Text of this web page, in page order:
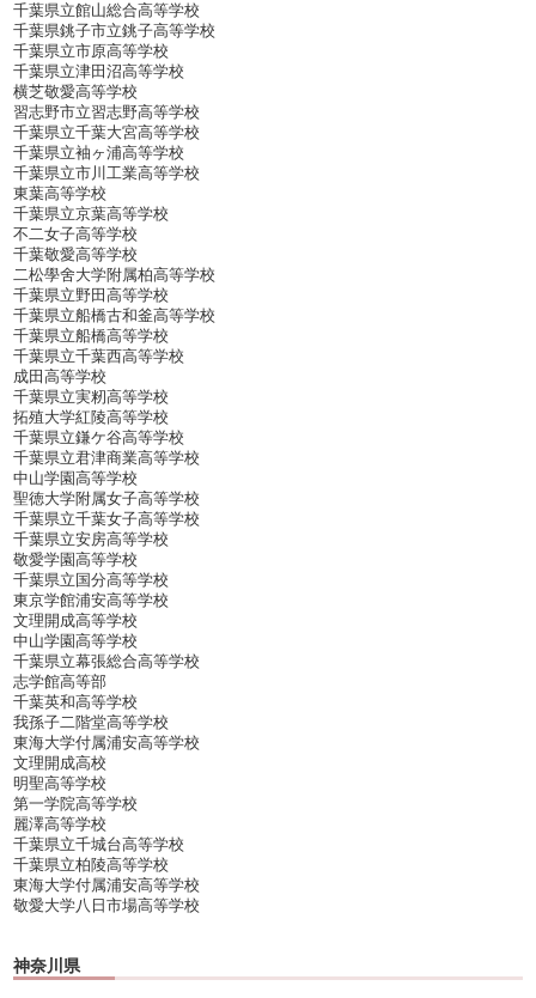
千葉県立館山総合高等学校
千葉県銚子市立銚子高等学校
千葉県立市原高等学校
千葉県立津田沼高等学校
横芝敬愛高等学校
習志野市立習志野高等学校
千葉県立千葉大宮高等学校
千葉県立袖ヶ浦高等学校
千葉県立市川工業高等学校
東葉高等学校
千葉県立京葉高等学校
不二女子高等学校
千葉敬愛高等学校
二松學舍大学附属柏高等学校
千葉県立野田高等学校
千葉県立船橋古和釜高等学校
千葉県立船橋高等学校
千葉県立千葉西高等学校
成田高等学校
千葉県立実籾高等学校
拓殖大学紅陵高等学校
千葉県立鎌ケ谷高等学校
千葉県立君津商業高等学校
中山学園高等学校
聖徳大学附属女子高等学校
千葉県立千葉女子高等学校
千葉県立安房高等学校
敬愛学園高等学校
千葉県立国分高等学校
東京学館浦安高等学校
文理開成高等学校
中山学園高等学校
千葉県立幕張総合高等学校
志学館高等部
千葉英和高等学校
我孫子二階堂高等学校
東海大学付属浦安高等学校
文理開成高校
明聖高等学校
第一学院高等学校
麗澤高等学校
千葉県立千城台高等学校
千葉県立柏陵高等学校
東海大学付属浦安高等学校
敬愛大学八日市場高等学校
神奈川県